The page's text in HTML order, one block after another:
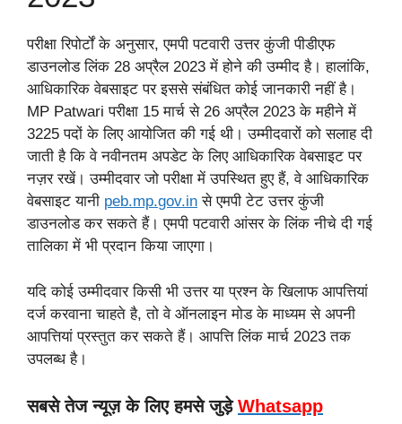
परीक्षा रिपोर्टों के अनुसार, एमपी पटवारी उत्तर कुंजी पीडीएफ
डाउनलोड लिंक 28 अप्रैल 2023 में होने की उम्मीद है। हालांकि,
आधिकारिक वेबसाइट पर इससे संबंधित कोई जानकारी नहीं है।
MP Patwari परीक्षा 15 मार्च से 26 अप्रैल 2023 के महीने में
3225 पदों के लिए आयोजित की गई थी। उम्मीदवारों को सलाह दी
जाती है कि वे नवीनतम अपडेट के लिए आधिकारिक वेबसाइट पर
नज़र रखें। उम्मीदवार जो परीक्षा में उपस्थित हुए हैं, वे आधिकारिक
वेबसाइट यानी peb.mp.gov.in से एमपी टेट उत्तर कुंजी
डाउनलोड कर सकते हैं। एमपी पटवारी आंसर के लिंक नीचे दी गई
तालिका में भी प्रदान किया जाएगा।
यदि कोई उम्मीदवार किसी भी उत्तर या प्रश्न के खिलाफ आपत्तियां
दर्ज करवाना चाहते है, तो वे ऑनलाइन मोड के माध्यम से अपनी
आपत्तियां प्रस्तुत कर सकते हैं। आपत्ति लिंक मार्च 2023 तक
उपलब्ध है।
सबसे तेज न्यूज़ के लिए हमसे जुड़े Whatsapp